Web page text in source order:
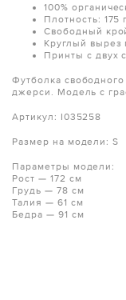
100%
Плотность: 175
Свободный
Круглый вырез
Принты с двух
Футболка
джерси. Модель с
Артикул: I035258
Размер на модели: S
Параметры модели:
Рост — 172 см
Грудь — 78 см
Талия — 61 см
Бедра — 91 см